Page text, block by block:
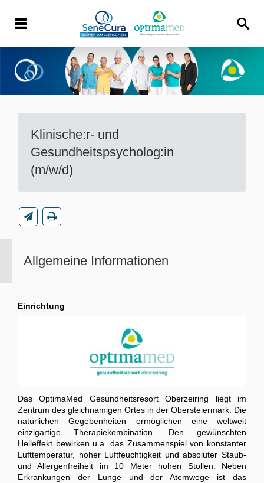
Klinische:r- und
Gesundheitspsycholog:in
(m/w/d)
Allgemeine Informationen
Einrichtung
Das OptimaMed Gesundheitsresort Oberzeiring liegt im
Zentrum des gleichnamigen Ortes in der Obersteiermark. Die
natürlichen Gegebenheiten ermöglichen eine weltweit
einzigartige Therapiekombination. Den gewünschten
Heileffekt bewirken u.a. das Zusammenspiel von konstanter
Lufttemperatur, hoher Luftfeuchtigkeit und absoluter Staub-
und Allergenfreiheit im 10 Meter hohen Stollen. Neben
Erkrankungen der Lunge und der Atemwege ist das